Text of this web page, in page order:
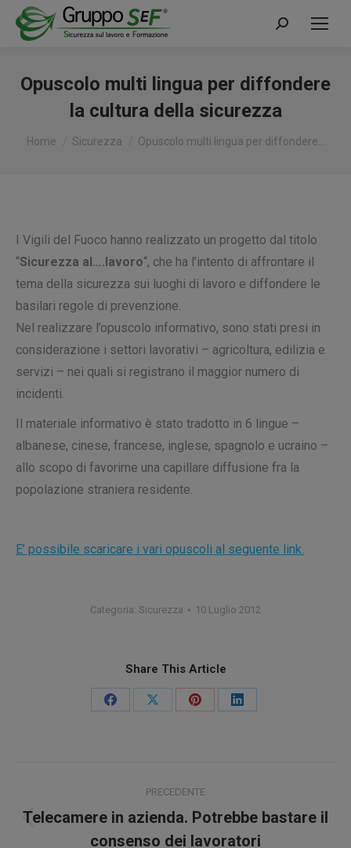
Cerca:
Opuscolo multi lingua per diffondere
la cultura della sicurezza
Tu sei qui:
Home Sicurezza Opuscolo multi lingua per diffondere…
I Vigili del Fuoco hanno realizzato un progetto dal titolo
“Sicurezza al….lavoro“, che ha l’intento di affrontare il
tema della sicurezza sui luoghi di lavoro e diffondere le
basilari regole di prevenzione.
Nel realizzare l’opuscolo informativo, sono stati presi in
considerazione i settori lavorativi – agricoltura, edilizia e
servizi – nei quali si registrano il maggior numero di
incidenti.
Il materiale informativo è stato tradotto in 6 lingue –
albanese, cinese, francese, inglese, spagnolo e ucraino –
allo scopo di favorirne una capillare diffusione fra la
popolazione straniera residente.
E’ possibile scaricare i vari opuscoli al seguente link.
Categoria: Sicurezza 10 Luglio 2012
Share This Article
CondividiCondividiCondividiCondividi
tra
PRECEDENTE
Post
Telecamere in azienda. Potrebbe bastare il
consenso dei lavoratori